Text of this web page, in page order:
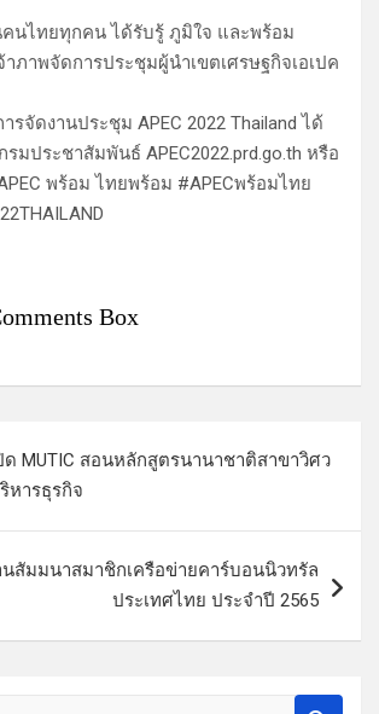
นไทยทุกคน ได้รับรู้ ภูมิใจ และพร้อม
าภาพจัดการประชุมผู้นำเขตเศรษฐกิจเอเปค
รจัดงานประชุม APEC 2022 Thailand ได้
รมประชาสัมพันธ์ APEC2022.prd.go.th หรือ
พร้อม ไทยพร้อม #APECพร้อมไทย
Box
MUTIC สอนหลักสูตรนานาชาติสาขาวิศว
หารธุรกิจ
นสัมมนาสมาชิกเครือข่ายคาร์บอนนิวทรัล
ประเทศไทย ประจำปี 2565​